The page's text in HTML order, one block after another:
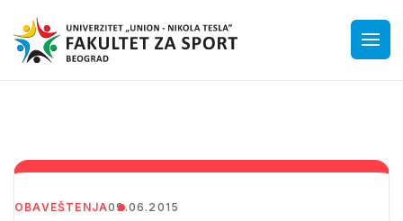
OBAVEŠTENJA09.06.2015